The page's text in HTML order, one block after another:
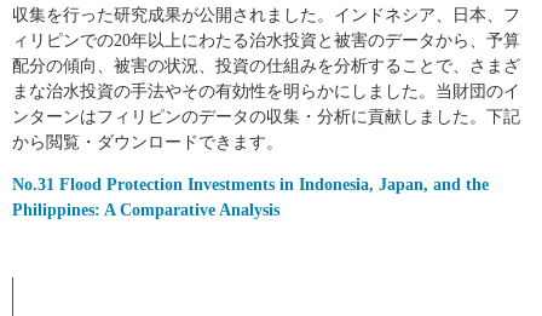
収集を行った研究成果が公開されました。インドネシア、日本、フ
ィリピンでの20年以上にわたる治水投資と被害のデータから、予算
配分の傾向、被害の状況、投資の仕組みを分析することで、さまざ
まな治水投資の手法やその有効性を明らかにしました。当財団のイ
ンターンはフィリピンのデータの収集・分析に貢献しました。下記
から閲覧・ダウンロードできます。
No.31 Flood Protection Investments in Indonesia, Japan, and the
Philippines: A Comparative Analysis